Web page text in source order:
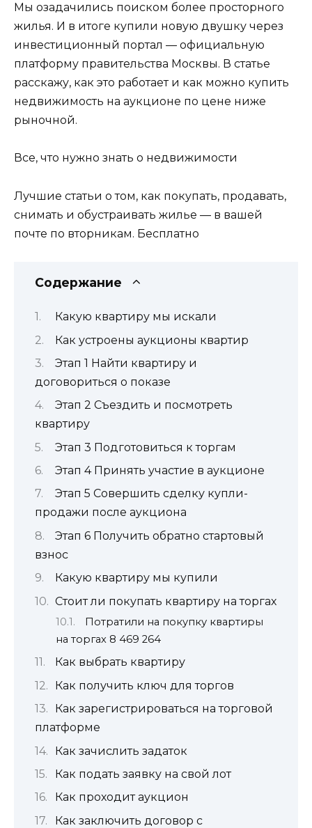
Мы озадачились поиском более просторного
жилья. И в итоге купили новую двушку через
инвестиционный портал — официальную
платформу правительства Москвы. В статье
расскажу, как это работает и как можно купить
недвижимость на аукционе по цене ниже
рыночной.
Все, что нужно знать о недвижимости
Лучшие статьи о том, как покупать, продавать,
снимать и обустраивать жилье — в вашей
почте по вторникам. Бесплатно
Содержание
Какую квартиру мы искали
Как устроены аукционы квартир
Этап 1 Найти квартиру и
договориться о показе
Этап 2 Съездить и посмотреть
квартиру
Этап 3 Подготовиться к торгам
Этап 4 Принять участие в аукционе
Этап 5 Совершить сделку купли-
продажи после аукциона
Этап 6 Получить обратно стартовый
взнос
Какую квартиру мы купили
Стоит ли покупать квартиру на торгах
Потратили на покупку квартиры
на торгах 8 469 264
Как выбрать квартиру
Как получить ключ для торгов
Как зарегистрироваться на торговой
платформе
Как зачислить задаток
Как подать заявку на свой лот
Как проходит аукцион
Как заключить договор с